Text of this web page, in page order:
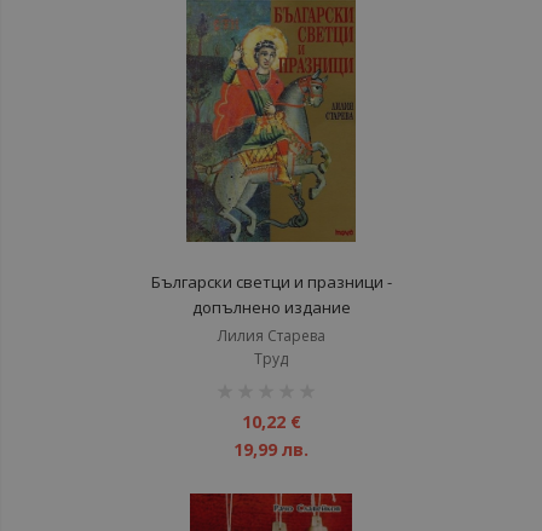
Български светци и празници -
допълнено издание
Лилия Старева
Труд
10,22 €
19,99 лв.